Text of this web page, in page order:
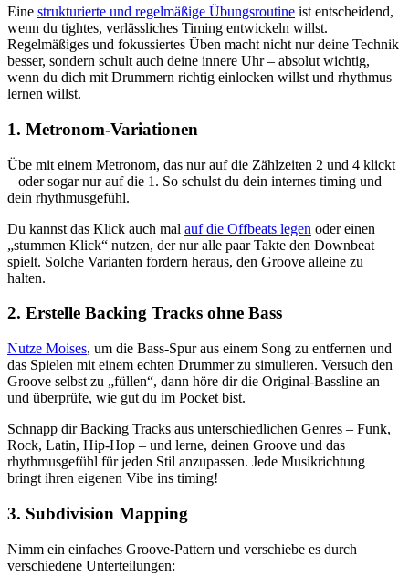
Eine strukturierte und regelmäßige Übungsroutine ist entscheidend,
wenn du tightes, verlässliches Timing entwickeln willst.
Regelmäßiges und fokussiertes Üben macht nicht nur deine Technik
besser, sondern schult auch deine innere Uhr – absolut wichtig,
wenn du dich mit Drummern richtig einlocken willst und rhythmus
lernen willst.
1. Metronom-Variationen
Übe mit einem Metronom, das nur auf die Zählzeiten 2 und 4 klickt
– oder sogar nur auf die 1. So schulst du dein internes timing und
dein rhythmusgefühl.
Du kannst das Klick auch mal auf die Offbeats legen oder einen
„stummen Klick“ nutzen, der nur alle paar Takte den Downbeat
spielt. Solche Varianten fordern heraus, den Groove alleine zu
halten.
2. Erstelle Backing Tracks ohne Bass
Nutze Moises, um die Bass-Spur aus einem Song zu entfernen und
das Spielen mit einem echten Drummer zu simulieren. Versuch den
Groove selbst zu „füllen“, dann höre dir die Original-Bassline an
und überprüfe, wie gut du im Pocket bist.
Schnapp dir Backing Tracks aus unterschiedlichen Genres – Funk,
Rock, Latin, Hip-Hop – und lerne, deinen Groove und das
rhythmusgefühl für jeden Stil anzupassen. Jede Musikrichtung
bringt ihren eigenen Vibe ins timing!
3. Subdivision Mapping
Nimm ein einfaches Groove-Pattern und verschiebe es durch
verschiedene Unterteilungen: